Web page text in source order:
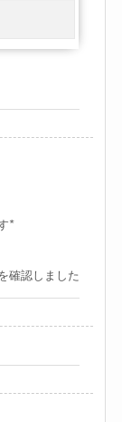
*
確認しました